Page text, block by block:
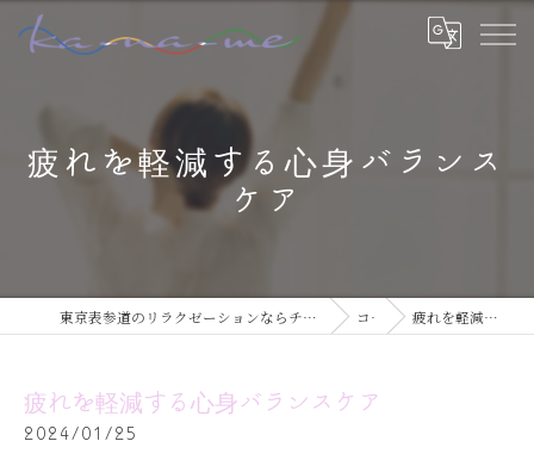
疲れを軽減する心身バランス
ケア
東京表参道のリラクゼーションならチネイザン / ボディ & マインドケアサロン ka-na-me コラム 疲れを軽減する心身バランスケア
疲れを軽減する心身バランスケア
2024/01/25